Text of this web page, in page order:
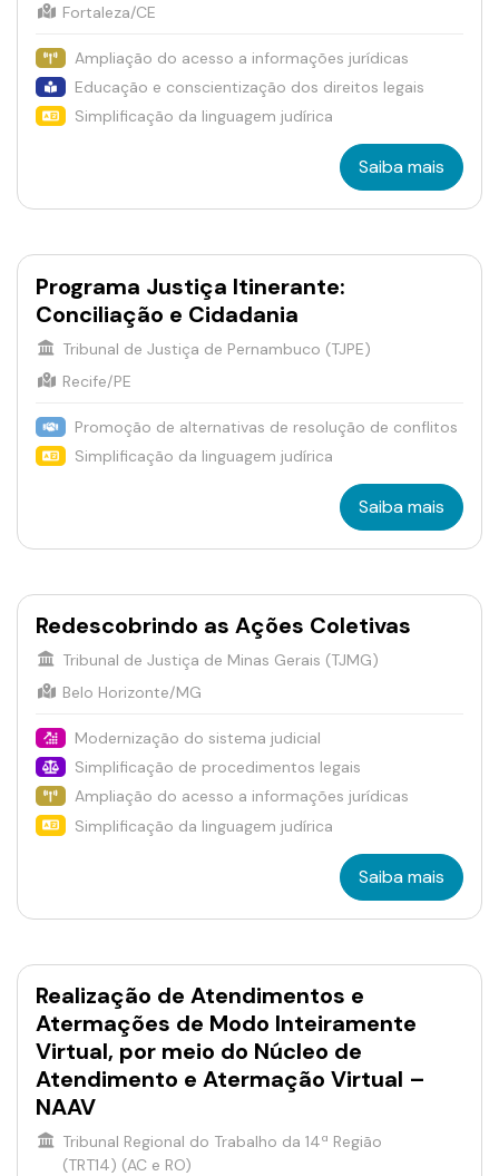
Fortaleza/CE
Ampliação do acesso a informações jurídicas
Educação e conscientização dos direitos legais
Simplificação da linguagem judírica
Saiba mais
Programa Justiça Itinerante:
Conciliação e Cidadania
Tribunal de Justiça de Pernambuco (TJPE)
Recife/PE
Promoção de alternativas de resolução de conflitos
Simplificação da linguagem judírica
Saiba mais
Redescobrindo as Ações Coletivas
Tribunal de Justiça de Minas Gerais (TJMG)
Belo Horizonte/MG
Modernização do sistema judicial
Simplificação de procedimentos legais
Ampliação do acesso a informações jurídicas
Simplificação da linguagem judírica
Saiba mais
Realização de Atendimentos e
Atermações de Modo Inteiramente
Virtual, por meio do Núcleo de
Atendimento e Atermação Virtual –
NAAV
Tribunal Regional do Trabalho da 14ª Região
(TRT14) (AC e RO)